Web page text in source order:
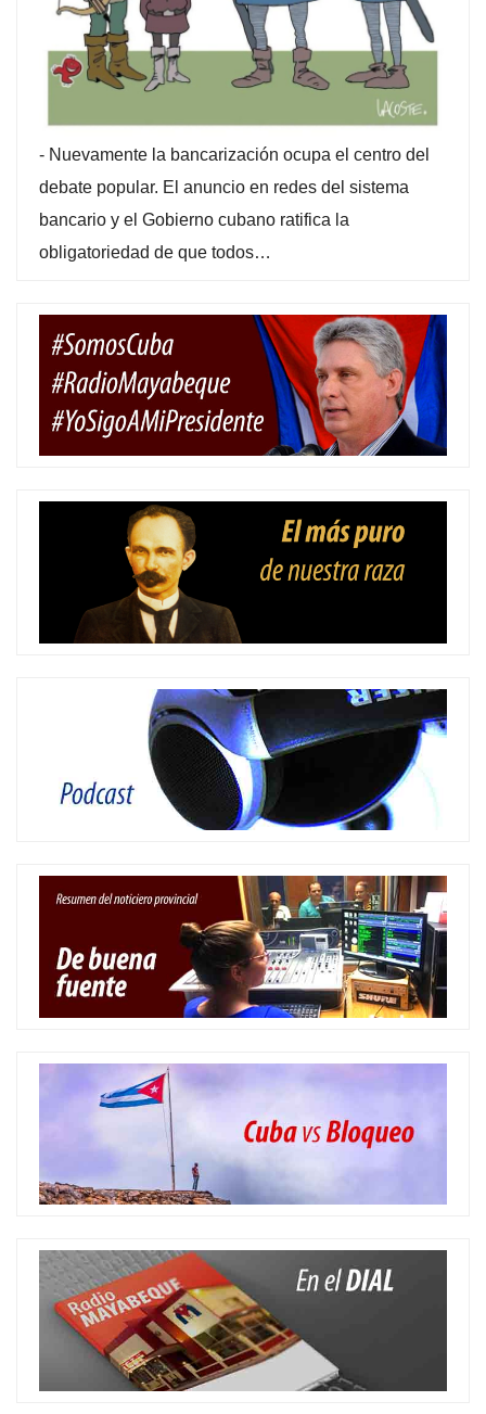
- Nuevamente la bancarización ocupa el centro del
debate popular. El anuncio en redes del sistema
bancario y el Gobierno cubano ratifica la
obligatoriedad de que todos…